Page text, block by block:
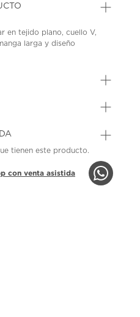
en tejido plano, cuello V,
larga y diseño
tienen este producto.
con venta asistida